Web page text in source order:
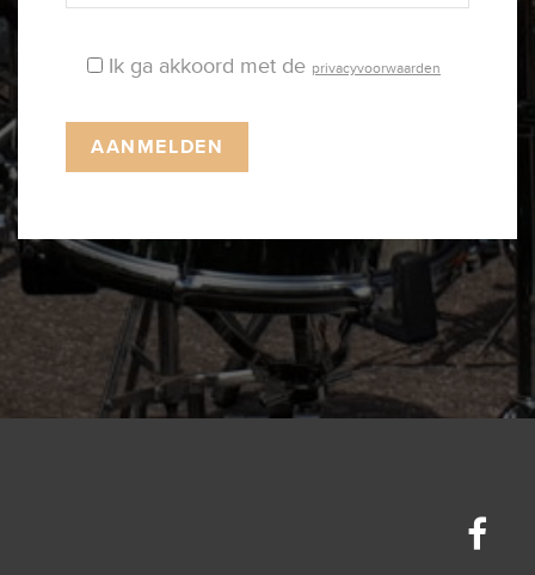
Ik ga akkoord met de privacyvoorwaarden